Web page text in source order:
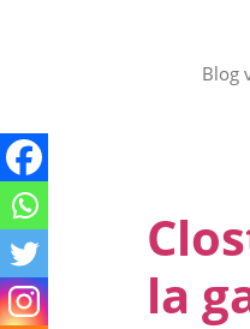
Blog
la